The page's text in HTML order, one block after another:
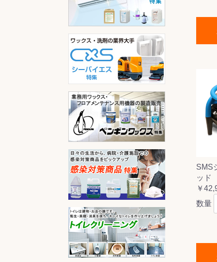
SMS
ッド
￥
数量